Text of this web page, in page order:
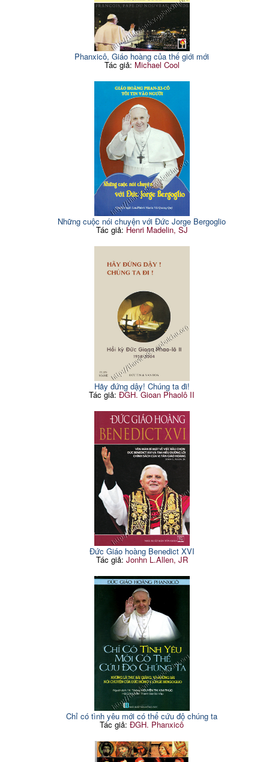
Phanxicô, Giáo hoàng của thế giới mới
Tác giả: Michael Cool
Những cuộc nói chuyện với Đức Jorge Bergoglio
Tác giả: Henri Madelin, SJ
Hãy đứng dậy! Chúng ta đi!
Tác giả:ĐGH. Gioan Phaolô II
Đức Giáo hoàng Benedict XVI
Tác giả: Jonhn L.Allen, JR
Chỉ có tình yêu mới có thể cứu độ chúng ta
Tác giả:ĐGH. Phanxicô